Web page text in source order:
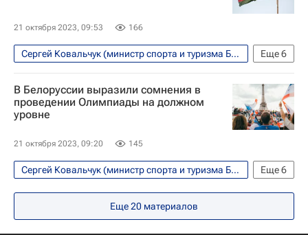
21 октября 2023, 09:53 166
Еще6
Сергей Ковальчук (министр спорта и туризма Белоруссии)
Вокруг спорта
Международный олимпийский комитет (МОК)
БРИКС
Олимпийские игры
В Белоруссии выразили сомнения в
проведении Олимпиады на должном
уровне
21 октября 2023, 09:20 145
Еще6
Сергей Ковальчук (министр спорта и туризма Белоруссии)
Вокруг спорта
Летние Олимпийские игры 2024
Еще20 материалов